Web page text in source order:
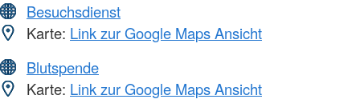
Besuchsdienst
Karte: Link zur Google Maps Ansicht
Blutspende
Karte: Link zur Google Maps Ansicht